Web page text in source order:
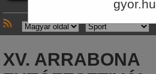
gyor.hu
XV. ARRABONA